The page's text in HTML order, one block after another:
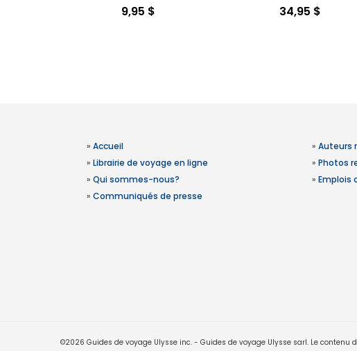
9,95 $ 34,95 $
» Accueil
» Librairie de voyage en ligne
» Qui sommes-nous?
» Communiqués de presse
» Auteurs
» Photos
» Emplois
©2026 Guides de voyage Ulysse inc. - Guides de voyage Ulysse sarl. Le